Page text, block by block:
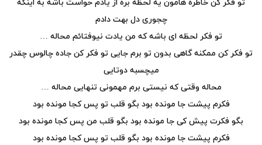
تو فکر کن خاطره هامون یه لحظه بره از یادم حواست باشه به اینکه
چجوری دل بهت دادم
تو فکر لحظه ای باشه که من یادت نیوفتائم محاله …
تو فکر کن ممکنه گاهی بدون تو برم جایی تو فکر کن جاده چالوس چقدر
میچسبه دوتایی
محاله وقتی که نیستی برم مهمونی تنهایی محاله …
فکرم پیشت جا مونده بود بگو قلب تو پس کجا مونده بود
بگو فکرت پیش کی جا مونده بود بگو قلب من پس کجا مونده بود
فکرم پیشت جا مونده بود بگو قلب تو پس کجا مونده بود